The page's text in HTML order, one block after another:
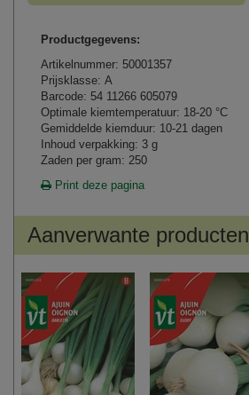
Productgegevens:
Artikelnummer: 50001357
Prijsklasse: A
Barcode: 54 11266 605079
Optimale kiemtemperatuur: 18-20 °C
Gemiddelde kiemduur: 10-21 dagen
Inhoud verpakking: 3 g
Zaden per gram: 250
Print deze pagina
Aanverwante producten